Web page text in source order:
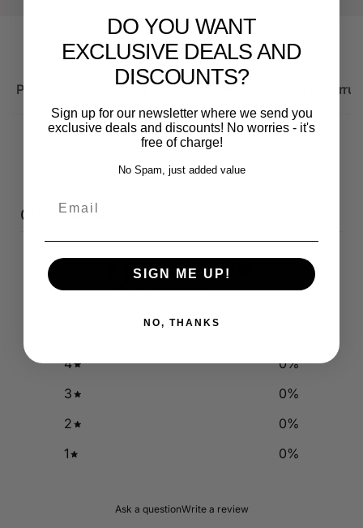
Produktbeschreibung Wichtige Hinweise zum
Customer reviews
0 / 5
4
0%
3
0%
2
0%
1
0%
Ask a questionWrite a review
DO YOU WANT
EXCLUSIVE DEALS AND
DISCOUNTS?
Sign up for our newsletter where we send you
exclusive deals and discounts! No worries - it's
free of charge!
No Spam, just added value
SIGN ME UP!
NO, THANKS